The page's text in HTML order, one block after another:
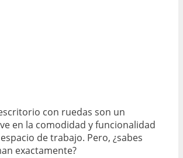
con ruedas son un
en la comodidad y funcionalidad
de trabajo. Pero, ¿sabes
exactamente?